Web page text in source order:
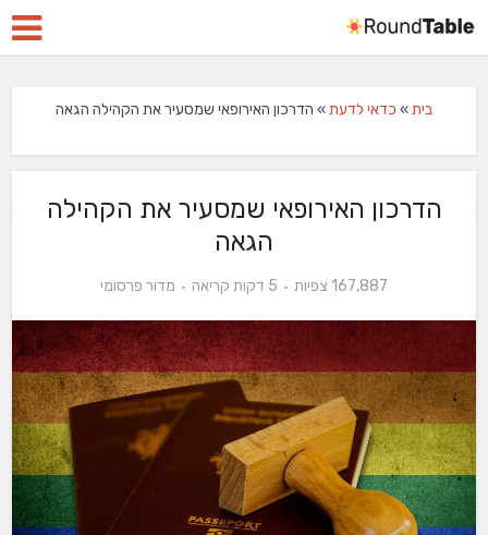
בית» כדאי לדעת» הדרכון האירופאי שמסעיר את הקהילה הגאה
הדרכון האירופאי שמסעיר את הקהילה
הגאה
167,887 צפיות 5 דקות קריאה מדור פרסומי